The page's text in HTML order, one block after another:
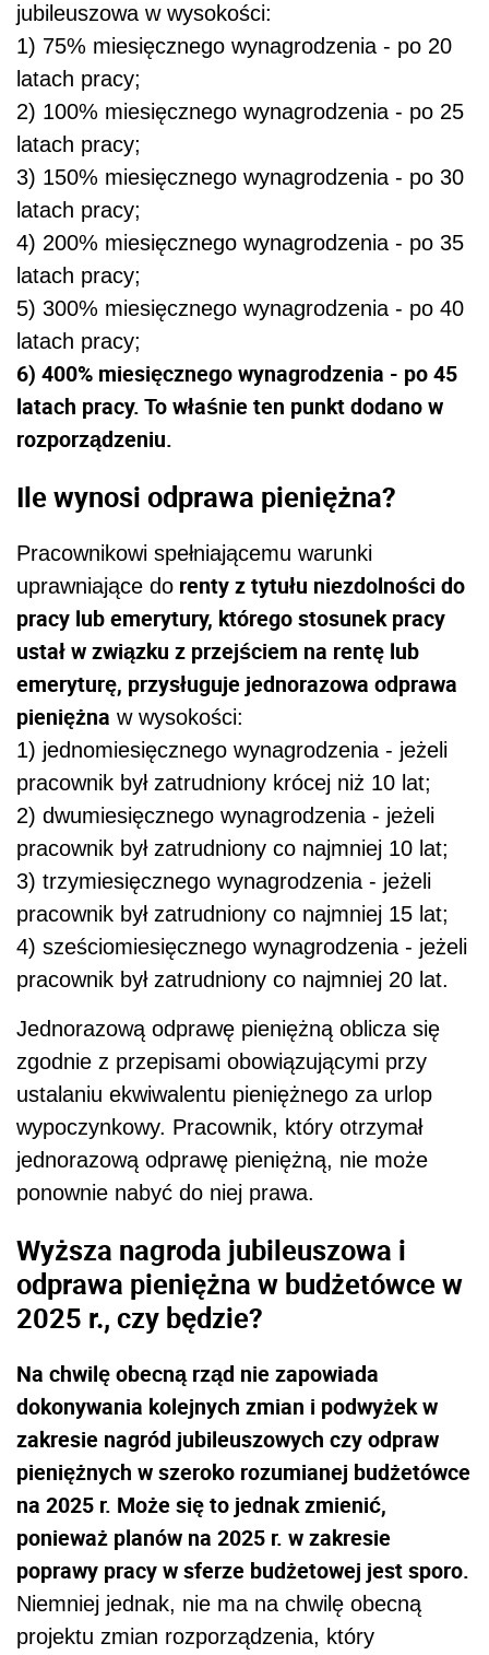
jubileuszowa w wysokości:
1) 75% miesięcznego wynagrodzenia - po 20
latach pracy;
2) 100% miesięcznego wynagrodzenia - po 25
latach pracy;
3) 150% miesięcznego wynagrodzenia - po 30
latach pracy;
4) 200% miesięcznego wynagrodzenia - po 35
latach pracy;
5) 300% miesięcznego wynagrodzenia - po 40
latach pracy;
6) 400% miesięcznego wynagrodzenia - po 45
latach pracy. To właśnie ten punkt dodano w
rozporządzeniu.
Ile wynosi odprawa pieniężna?
Pracownikowi spełniającemu warunki
uprawniające do renty z tytułu niezdolności do
pracy lub emerytury, którego stosunek pracy
ustał w związku z przejściem na rentę lub
emeryturę, przysługuje jednorazowa odprawa
pieniężna w wysokości:
1) jednomiesięcznego wynagrodzenia - jeżeli
pracownik był zatrudniony krócej niż 10 lat;
2) dwumiesięcznego wynagrodzenia - jeżeli
pracownik był zatrudniony co najmniej 10 lat;
3) trzymiesięcznego wynagrodzenia - jeżeli
pracownik był zatrudniony co najmniej 15 lat;
4) sześciomiesięcznego wynagrodzenia - jeżeli
pracownik był zatrudniony co najmniej 20 lat.
Jednorazową odprawę pieniężną oblicza się
zgodnie z przepisami obowiązującymi przy
ustalaniu ekwiwalentu pieniężnego za urlop
wypoczynkowy. Pracownik, który otrzymał
jednorazową odprawę pieniężną, nie może
ponownie nabyć do niej prawa.
Wyższa nagroda jubileuszowa i
odprawa pieniężna w budżetówce w
2025 r., czy będzie?
Na chwilę obecną rząd nie zapowiada
dokonywania kolejnych zmian i podwyżek w
zakresie nagród jubileuszowych czy odpraw
pieniężnych w szeroko rozumianej budżetówce
na 2025 r. Może się to jednak zmienić,
ponieważ planów na 2025 r. w zakresie
poprawy pracy w sferze budżetowej jest sporo.
Niemniej jednak, nie ma na chwilę obecną
projektu zmian rozporządzenia, który